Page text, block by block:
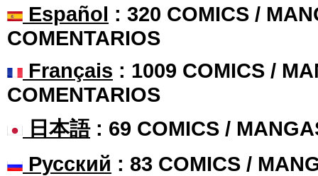
Español : 320 COMICS /
COMENTARIOS
Français : 1009 COMICS /
COMENTARIOS
日本語: 69 COMICS /
Русский : 83 COMICS /